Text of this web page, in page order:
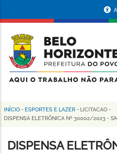
conteúdo
principal
da
Prefeitura
de
Horizonte
Trilha
navegação
INÍCIO - ESPORTES E LAZER - LICITACAO -
DISPENSA ELETRÔNICA Nº 30002/2023 -
DISPENSA